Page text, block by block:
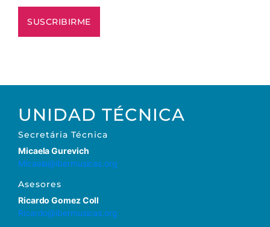
UNIDAD TÉCNICA
Secretária Técnica
Micaela Gurevich
Micaela@ibermusicas.org
Asesores
Ricardo Gomez Coll
Ricardo@ibermusicas.org